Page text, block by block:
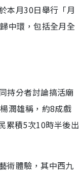
本月30日舉行「月
中環，包括全月全
持分者討論搞活廟
潤雄稱，約8成戲
累積5次10時半後出
術體驗，其中西九